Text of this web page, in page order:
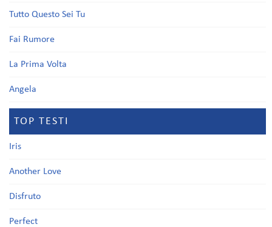
Tutto Questo Sei Tu
Fai Rumore
La Prima Volta
Angela
TOP TESTI
Iris
Another Love
Disfruto
Perfect